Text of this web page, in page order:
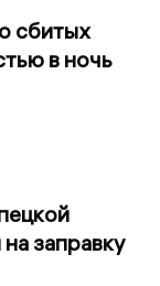
сбитых
в ночь
заправку